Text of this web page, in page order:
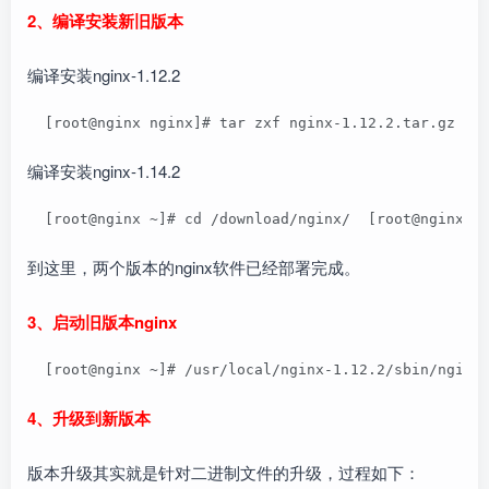
2、编译安装新旧版本
编译安装nginx-1.12.2
[root@nginx nginx]# tar zxf nginx-1.12.2.tar.gz
编译安装nginx-1.14.2
[root@nginx ~]# cd /download/nginx/  [root@nginx
到这里，两个版本的nginx软件已经部署完成。
3、启动旧版本nginx
[root@nginx ~]# /usr/local/nginx-1.12.2/sbin/
4、升级到新版本
版本升级其实就是针对二进制文件的升级，过程如下：